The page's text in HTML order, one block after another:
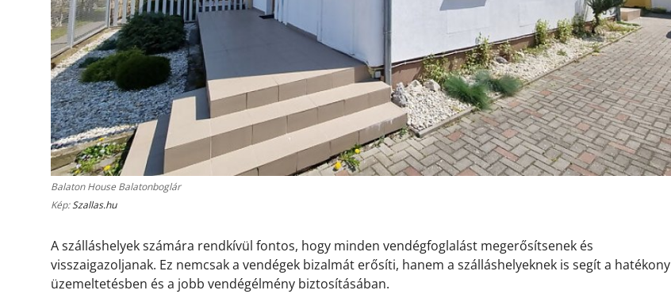
Balaton House Balatonboglár
Kép:Szallas.hu
A szálláshelyek számára rendkívül fontos, hogy minden vendégfoglalást megerősítsenek és
visszaigazoljanak. Ez nemcsak a vendégek bizalmát erősíti, hanem a szálláshelyeknek is segít a hatékony
üzemeltetésben és a jobb vendégélmény biztosításában.